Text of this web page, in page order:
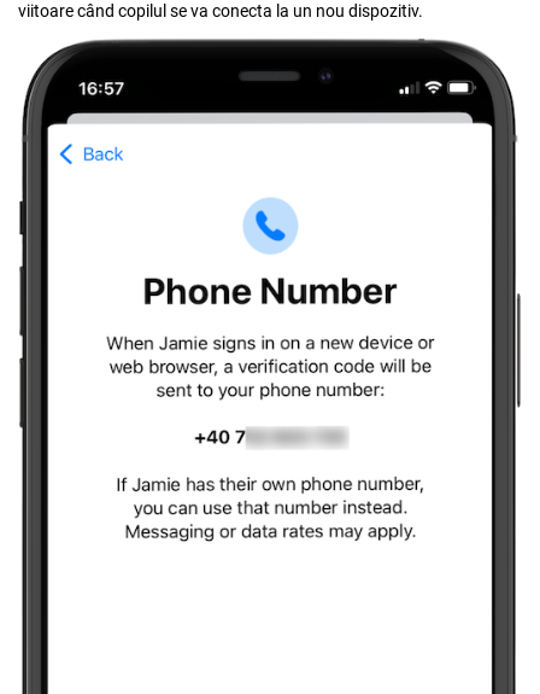
viitoare când copilul se va conecta la un nou dispozitiv.